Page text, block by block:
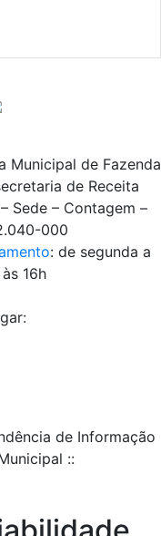
Municipal de Fazenda
de Receita
Sede – Contagem –
000
: de segunda a
16h
de Informação
::